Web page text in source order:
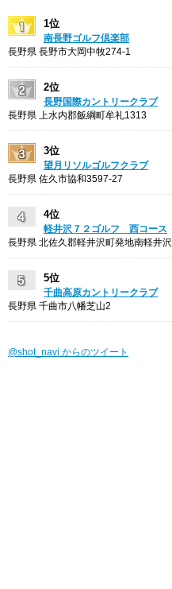
1位
南長野ゴルフ倶楽部
長野県 長野市大岡中牧274-1
2位
長野国際カントリークラブ
長野県 上水内郡飯綱町牟礼1313
3位
望月リソルゴルフクラブ
長野県 佐久市協和3597-27
4位
軽井沢７２ゴルフ 西コース
長野県 北佐久郡軽井沢町発地南軽井沢
5位
千曲高原カントリークラブ
長野県 千曲市八幡芝山2
@shot_navi からのツイート